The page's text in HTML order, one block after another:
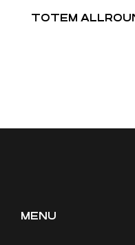
TOTEM
MENU